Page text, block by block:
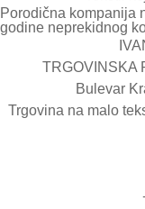
Porodična kompanija
godine neprekidnog
TRGOVINSKA
Bulevar
Trgovina na malo